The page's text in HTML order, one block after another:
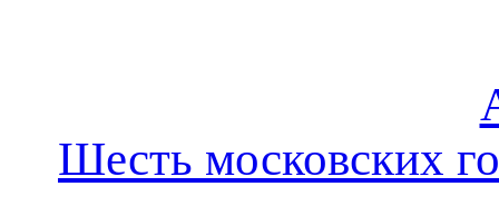
Шесть московских